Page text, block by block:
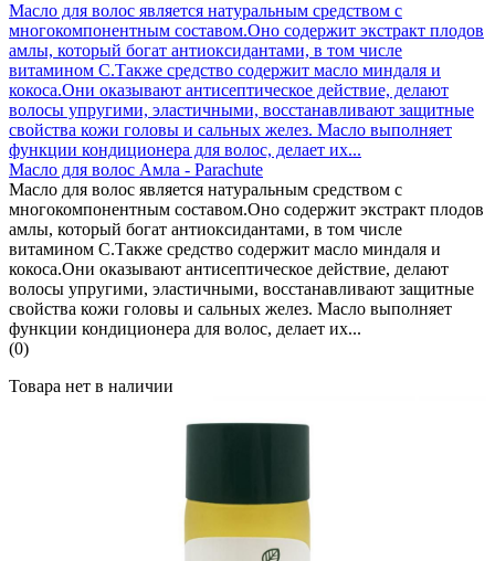
Масло для волос является натуральным средством с
многокомпонентным составом.Оно содержит экстракт плодов
амлы, который богат антиоксидантами, в том числе
витамином C.Также средство содержит масло миндаля и
кокоса.Они оказывают антисептическое действие, делают
волосы упругими, эластичными, восстанавливают защитные
свойства кожи головы и сальных желез. Масло выполняет
функции кондиционера для волос, делает их...
Масло для волос Амла - Parachute
Масло для волос является натуральным средством с
многокомпонентным составом.Оно содержит экстракт плодов
амлы, который богат антиоксидантами, в том числе
витамином C.Также средство содержит масло миндаля и
кокоса.Они оказывают антисептическое действие, делают
волосы упругими, эластичными, восстанавливают защитные
свойства кожи головы и сальных желез. Масло выполняет
функции кондиционера для волос, делает их...
(0)
Товара нет в наличии